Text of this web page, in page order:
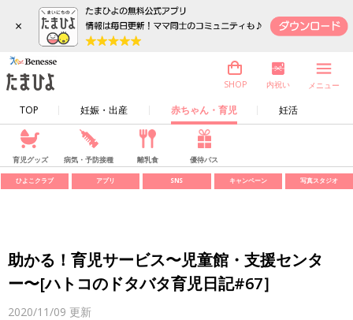
×
TOP 妊娠・出産 赤ちゃん・育児 妊活
SHOP 内祝い メニュー
育児グッズ 病気・予防接種 離乳食 優待パス
ひよこクラブ アプリ SNS キャンペーン 写真スタジオ
助かる！育児サービス〜児童館・支援センタ
ー〜[ハトコのドタバタ育児日記#67］
2020/11/09 更新